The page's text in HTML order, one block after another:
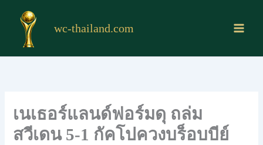
content
wc-thailand.com
เนเธอร์แลนด์ฟอร์มดุ ถล่ม
สวีเดน 5-1 กัคโปควงบร็อบบีย์